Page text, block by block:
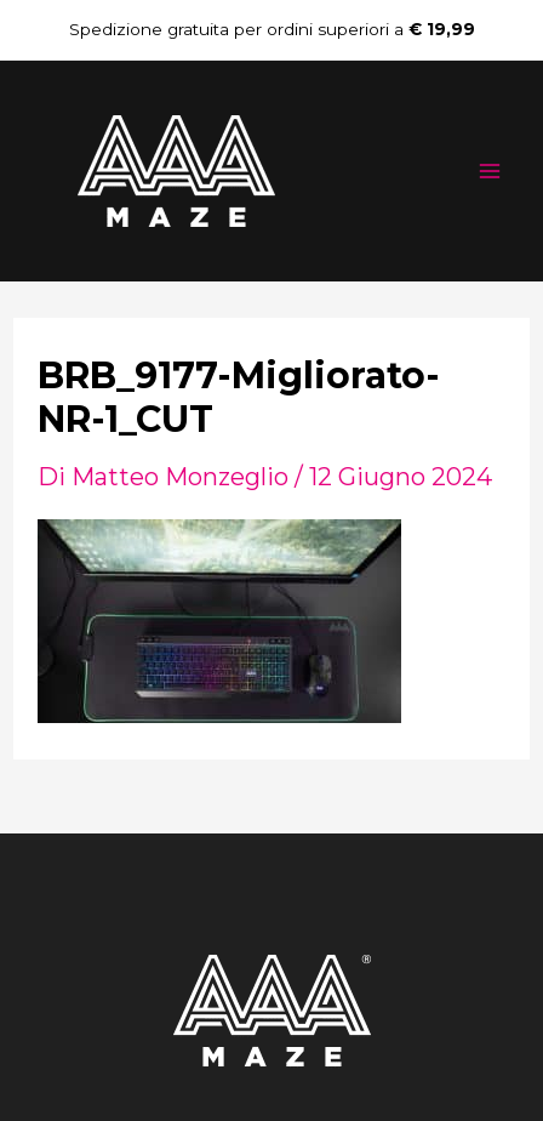
al
contenuto
Spedizione gratuita per ordini superiori a € 19,99
BRB_9177-Migliorato-
NR-1_CUT
Di Matteo Monzeglio / 12 Giugno 2024